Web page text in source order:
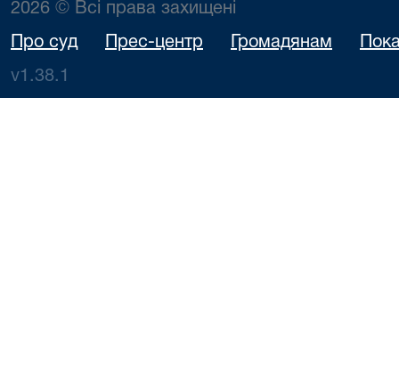
2026 © Всі права захищені
Про суд Прес-центр Громадянам
v1.38.1